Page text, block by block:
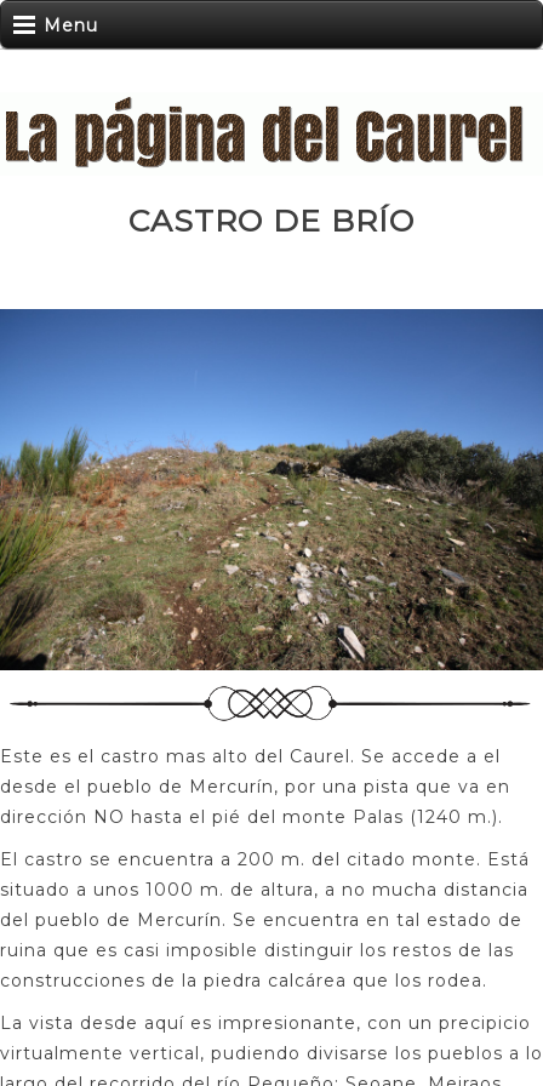
Menu
CASTRO DE BRÍO
Este es el castro mas alto del Caurel. Se accede a el
desde el pueblo de Mercurín, por una pista que va en
dirección NO hasta el pié del monte Palas (1240 m.).
El castro se encuentra a 200 m. del citado monte. Está
situado a unos 1000 m. de altura, a no mucha distancia
del pueblo de Mercurín. Se encuentra en tal estado de
ruina que es casi imposible distinguir los restos de las
construcciones de la piedra calcárea que los rodea.
La vista desde aquí es impresionante, con un precipicio
virtualmente vertical, pudiendo divisarse los pueblos a lo